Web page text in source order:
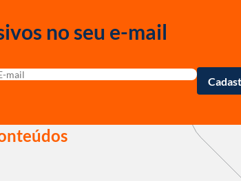
no seu e-mail